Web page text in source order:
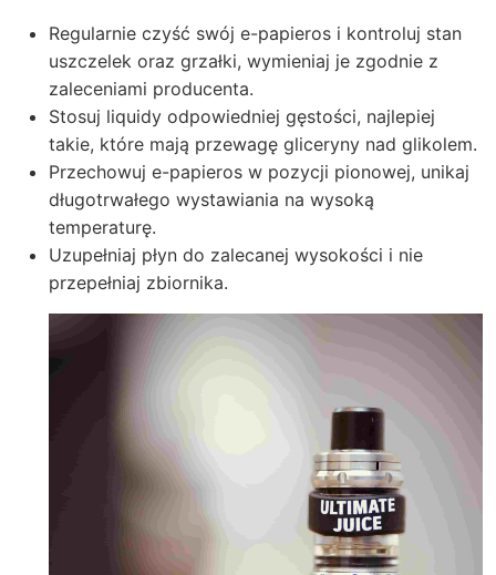
Regularnie czyść swój e-papieros i kontroluj stan
uszczelek oraz grzałki, wymieniaj je zgodnie z
zaleceniami producenta.
Stosuj liquidy odpowiedniej gęstości, najlepiej
takie, które mają przewagę gliceryny nad glikolem.
Przechowuj e-papieros w pozycji pionowej, unikaj
długotrwałego wystawiania na wysoką
temperaturę.
Uzupełniaj płyn do zalecanej wysokości i nie
przepełniaj zbiornika.